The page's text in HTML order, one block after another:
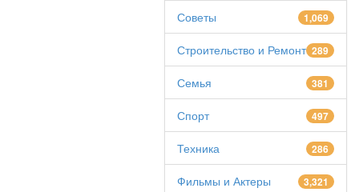
Советы 1,069
Строительство и Ремонт 289
Семья 381
Спорт 497
Техника 286
Фильмы и Актеры 3,321